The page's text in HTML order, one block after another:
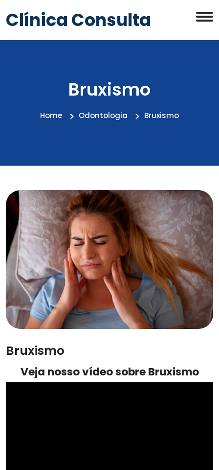
Clínica Consulta
Bruxismo
Home Odontologia Bruxismo
Bruxismo
Veja nosso vídeo sobre Bruxismo